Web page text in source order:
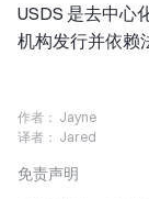
USDS 是去中心
机构发行并依赖
作者： Jayne
译者： Jared
免责声明